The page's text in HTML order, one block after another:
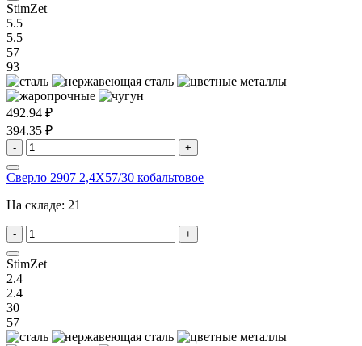
StimZet
5.5
5.5
57
93
492.94 ₽
394.35 ₽
- +
Сверло 2907 2,4X57/30 кобальтовое
На складе: 21
- +
StimZet
2.4
2.4
30
57